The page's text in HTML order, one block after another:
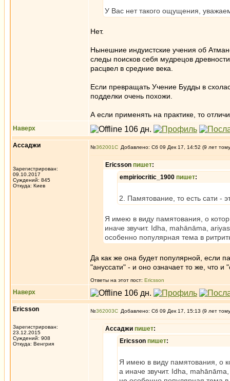
У Вас нет такого ощущения,
Нет.
Нынешние индуистские учения об
следы поисков себя мудрецов
расцвел в средние века.
Если превращать Учение Будды в
подделки очень похожи.
А если применять на практике, то
Наверх
Ассаджи
Зарегистрирован:
09.10.2017
Суждений: 845
Откуда: Киев
№362001 Добавлено: Сб 09 Дек 17, 14:52 (9 лет
Ericsson пишет:
empiriocritic_1900 пишет:
2. Памятование, то есть сати -
Я имею в виду памятования, о
иначе звучит. Idha, mahānāma,
особенно популярная тема в
Да как же она будет популярной, если
"ануссати" - и оно означает то же, что и
Ответы на этот пост: Ericsson
Наверх
Ericsson
Зарегистрирован:
23.12.2015
Суждений: 908
Откуда: Венгрия
№362003 Добавлено: Сб 09 Дек 17, 15:13 (9 лет
Ассаджи пишет:
Ericsson пишет:
Я имею в виду памятования, о
а иначе звучит. Idha,